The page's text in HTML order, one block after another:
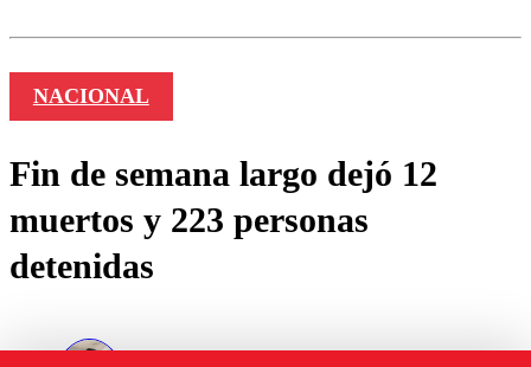
NACIONAL
Fin de semana largo dejó 12
muertos y 223 personas
detenidas